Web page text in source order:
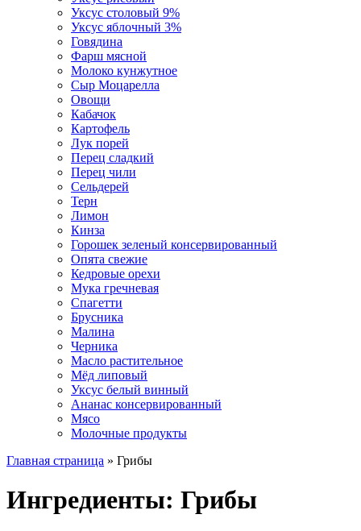
Уксус столовый 9%
Уксус яблочный 3%
Говядина
Фарш мясной
Молоко кунжутное
Сыр Моцарелла
Овощи
Кабачок
Картофель
Лук порей
Перец сладкий
Перец чили
Сельдерей
Терн
Лимон
Кинза
Горошек зеленый консервированный
Опята свежие
Кедровые орехи
Мука гречневая
Спагетти
Брусника
Малина
Черника
Масло растительное
Мёд липовый
Уксус белый винный
Ананас консервированный
Мясо
Молочные продукты
Главная страница » Грибы
Ингредиенты: Грибы